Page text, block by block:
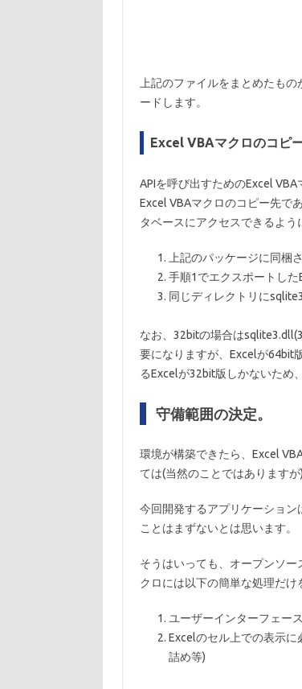
上記のファイルをまとめたもの
ードします。
Excel VBAマクロのコピ
APIを呼び出すためのExcel
Excel VBAマクロのコピー先で
タベースにアクセスできるよう
上記のパッケージに同梱
手順1でエクスポートした
同じディレクトリに
なお、32bitの場合は
要になりますが、Excelが64bit
るExcelが32bit版しかないため
守備範囲の決定。
環境が構築できたら、Excel
ては(当然のことではあります
今回開発するアプリケーショ
ことはまずないとは思います。
そうはいっても、オープンソ
クロには以下の簡単な処理だけ
ユーザーインターフェース
Excelのセル上での表示に
詰め等)